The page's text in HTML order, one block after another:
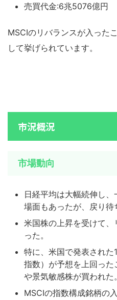
売買代金:6兆5076億円
MSCIのリバランスが入った
して挙げられています。
市況概況
市場動向
日経平均は大幅続伸し
場面もあったが、戻り待
米国株の上昇を受けて
った。
特に、米国で発表された
指数）が予想を上回っ
や景気敏感株が買われた。
MSCIの指数構成銘柄の